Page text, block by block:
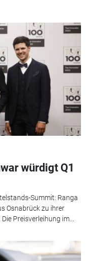
würdigt Q1
Summit: Ranga
Osnabrück zu ihrer
Preisverleihung im...